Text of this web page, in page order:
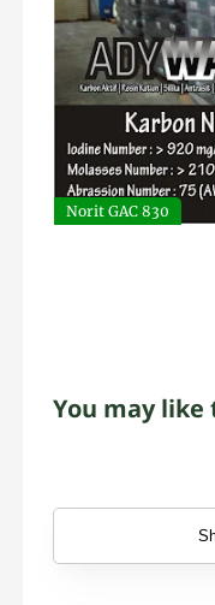
Norit GAC 830
You may like